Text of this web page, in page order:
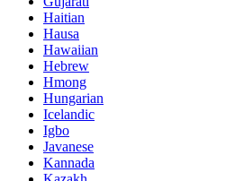
Haitian
Hausa
Hawaiian
Hebrew
Hmong
Hungarian
Icelandic
Igbo
Javanese
Kannada